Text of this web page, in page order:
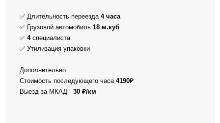
✅ Длительность переезда 4часа
✅ Грузовой автомобиль 18 м.куб
✅ 4специалиста
✅ Утилизация упаковки
Дополнительно:
Стоимость последующего часа 4190₽
Выезд за МКАД - 30 ₽/км